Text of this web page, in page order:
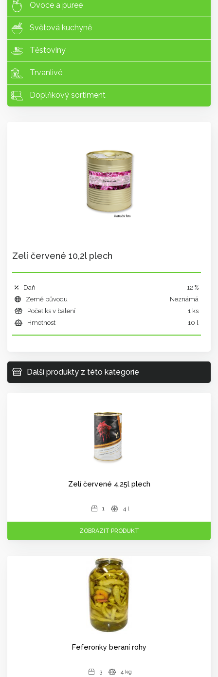
Ovoce a puree
Světová kuchyně
Těstoviny
Trvanlivé
Doplňkový sortiment
Zelí červené 10,2l plech
Daň
12 %
Země původu
Neznámá
Počet ks v balení
1 ks
Hmotnost
10 l
Další produkty z této kategorie
Zelí červené 4,25l plech
1 4 l
ZOBRAZIT PRODUKT
Feferonky beraní rohy
3 4 kg